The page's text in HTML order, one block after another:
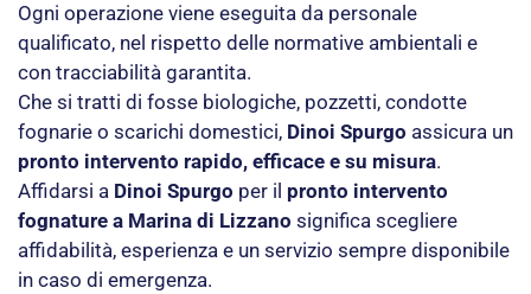
Ogni operazione viene eseguita da personale
qualificato, nel rispetto delle normative ambientali e
con tracciabilità garantita.
Che si tratti di fosse biologiche, pozzetti, condotte
fognarie o scarichi domestici, Dinoi Spurgo assicura un
pronto intervento rapido, efficace e su misura.
Affidarsi a Dinoi Spurgo per il pronto intervento
fognature a Marina di Lizzano significa scegliere
affidabilità, esperienza e un servizio sempre disponibile
in caso di emergenza.